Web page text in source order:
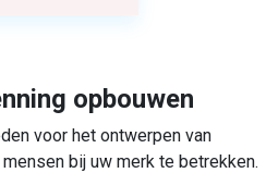
opbouwen
voor het ontwerpen van
bij uw merk te betrekken.